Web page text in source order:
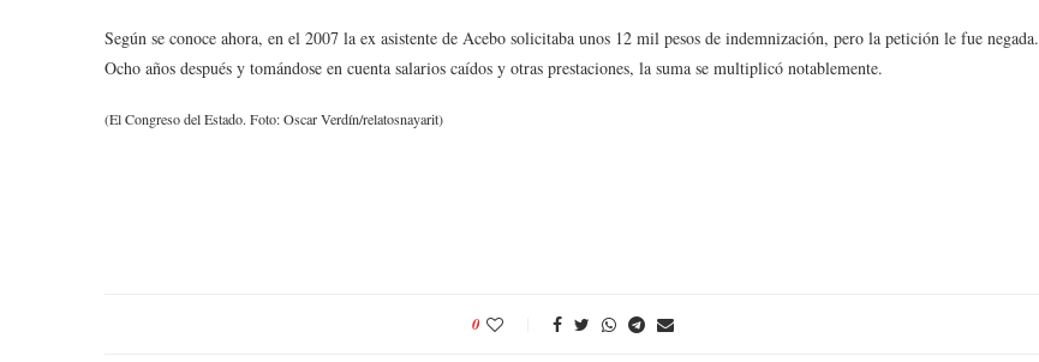
Según se conoce ahora, en el 2007 la ex asistente de Acebo solicitaba unos 12 mil pesos de indemnización, pero la petición le fue negada.
Ocho años después y tomándose en cuenta salarios caídos y otras prestaciones, la suma se multiplicó notablemente.
(El Congreso del Estado. Foto: Oscar Verdín/relatosnayarit)
0